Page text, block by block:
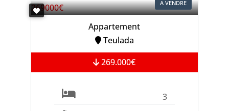
A VENDRE
Appartement
Teulada
269.000€
3